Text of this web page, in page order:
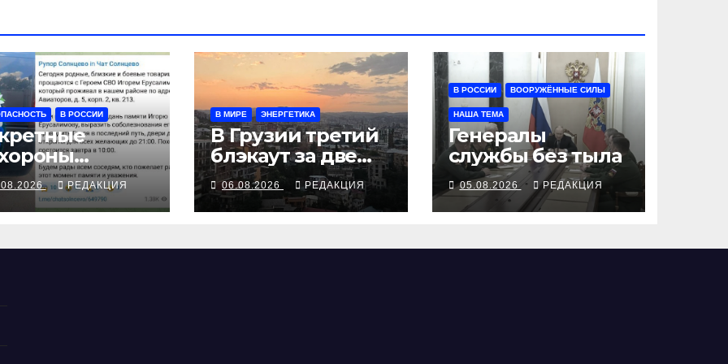
В РОССИИ
взглянуть
РЕДАКЦИЯ
В МИРЕ ЭНЕРГЕТИКА
В Грузии третий
блэкаут за две
недели
06.08.2026 РЕДАКЦИЯ
В РОССИИ ВООРУЖЁННЫЕ СИЛЫ
НАША ТЕМА
Генералы
службы без тыла
05.08.2026 РЕДАКЦИЯ